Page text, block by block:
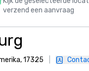
verzend een aanvraag
17325